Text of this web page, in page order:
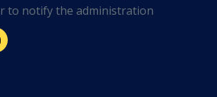
to notify the administration